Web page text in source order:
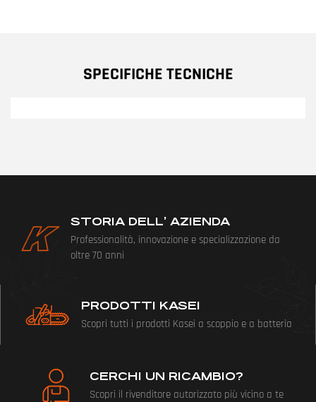
SPECIFICHE TECNICHE
STORIA DELL’ AZIENDA
Professionalità, innovazione e specializzazione da
oltre 70 anni
PRODOTTI KASEI
Scopri tutti i prodotti Kasei a scoppio e a batteria
CERCHI UN RICAMBIO?
Scopri il rivenditore autorizzato più vicino a te